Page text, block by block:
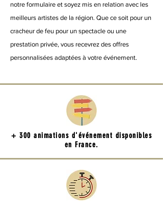
notre formulaire et soyez mis en relation avec les
meilleurs artistes de la région. Que ce soit pour un
cracheur de feu pour un spectacle ou une
prestation privée, vous recevrez des offres
personnalisées adaptées à votre événement.
+ 300 animations d'événement disponibles
en France.